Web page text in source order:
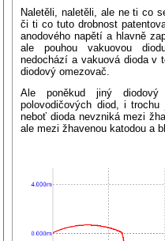
Naletěli, naletěli, ale ne ti co
či ti co tuto drobnost
anodového napětí a hlavně
ale pouhou vakuovou
nedochází a vakuová dioda v
diodový omezovač.
Ale poněkud jiný
polovodičových diod, i
neboť dioda nevzniká mezi
ale mezi žhavenou katodou a